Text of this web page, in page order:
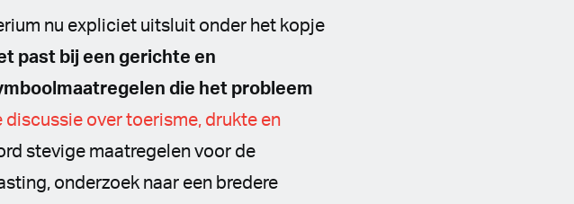
nu expliciet uitsluit onder het kopje
past bij een gerichte en
die het probleem
discussie over toerisme, drukte en
stevige maatregelen voor de
onderzoek naar een bredere